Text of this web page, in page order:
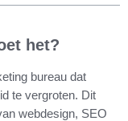
het?
bureau dat
te vergroten. Dit
webdesign, SEO